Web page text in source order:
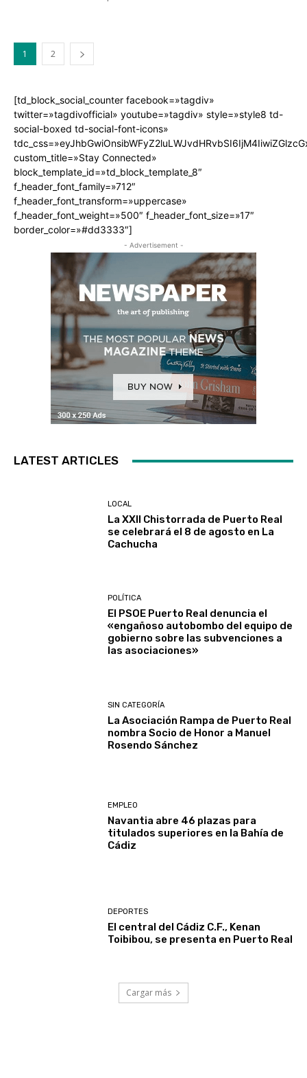
1 2
[td_block_social_counter facebook=»tagdiv»
twitter=»tagdivofficial» youtube=»tagdiv» style=»style8 td-
social-boxed td-social-font-icons»
custom_title=»Stay Connected»
block_template_id=»td_block_template_8″
f_header_font_family=»712″
f_header_font_transform=»uppercase»
f_header_font_weight=»500″ f_header_font_size=»17″
border_color=»#dd3333″]
- Advertisement -
LATEST ARTICLES
LOCAL
La XXII Chistorrada de Puerto Real
se celebrará el 8 de agosto en La
Cachucha
POLÍTICA
El PSOE Puerto Real denuncia el
«engañoso autobombo del equipo de
gobierno sobre las subvenciones a
las asociaciones»
SIN CATEGORÍA
La Asociación Rampa de Puerto Real
nombra Socio de Honor a Manuel
Rosendo Sánchez
EMPLEO
Navantia abre 46 plazas para
titulados superiores en la Bahía de
Cádiz
DEPORTES
El central del Cádiz C.F., Kenan
Toibibou, se presenta en Puerto Real
Cargar más